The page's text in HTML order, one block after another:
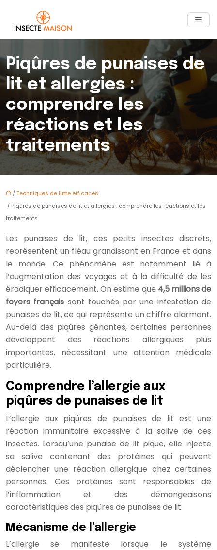
Piqûres de punaises de
lit et allergies :
comprendre les
réactions et les
traitements
/Techniques de lutte efficaces
/ Piqûres de punaises de lit et allergies : comprendre les réactions et les
traitements
Les punaises de lit, ces petits insectes discrets,
représentent un fléau grandissant en France et dans
le monde. Ce phénomène est notamment lié à
l’augmentation des voyages et à la difficulté de les
éradiquer efficacement. On estime que 4,5 millions de
foyers français sont touchés par une infestation de
punaises de lit, ce qui représente un chiffre alarmant.
Au-delà des piqûres gênantes, certaines personnes
développent des réactions allergiques plus
importantes, nécessitant une attention médicale
particulière.
Comprendre l’allergie aux
piqûres de punaises de lit
L’allergie aux piqûres de punaises de lit est une
réaction immunitaire excessive à la salive de ces
insectes. Lorsqu’une punaise de lit pique, elle injecte
sa salive contenant des protéines qui peuvent
déclencher une réaction allergique chez certaines
personnes. Ces protéines sont responsables de
l’inflammation et des démangeaisons
caractéristiques des piqûres de punaises de lit.
Mécanisme de l’allergie
L’allergie se manifeste lorsque le système